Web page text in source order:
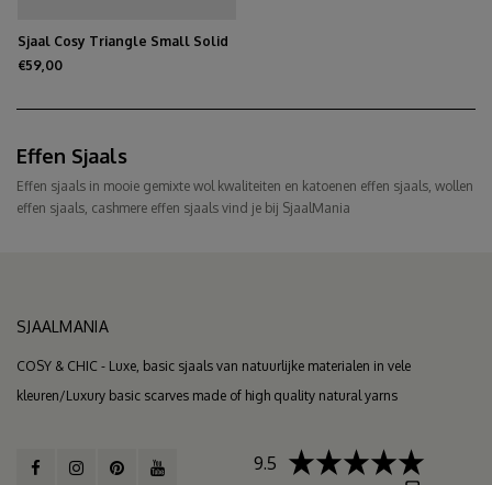
Sjaal Cosy Triangle Small Solid
Black/Oatmeal
€59,00
Effen Sjaals
Effen sjaals in mooie gemixte wol kwaliteiten en katoenen effen sjaals, wollen
effen sjaals, cashmere effen sjaals vind je bij SjaalMania
SJAALMANIA
COSY & CHIC - Luxe, basic sjaals van natuurlijke materialen in vele
kleuren/Luxury basic scarves made of high quality natural yarns
9.5